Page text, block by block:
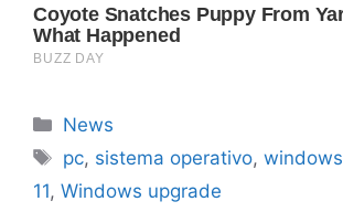
Categorie
News
Tag
pc, sistema operativo,windows
11, Windows upgrade